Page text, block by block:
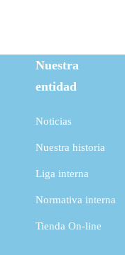
Nuestra
entidad
Noticias
Nuestra historia
Liga interna
Normativa interna
Tienda On-line